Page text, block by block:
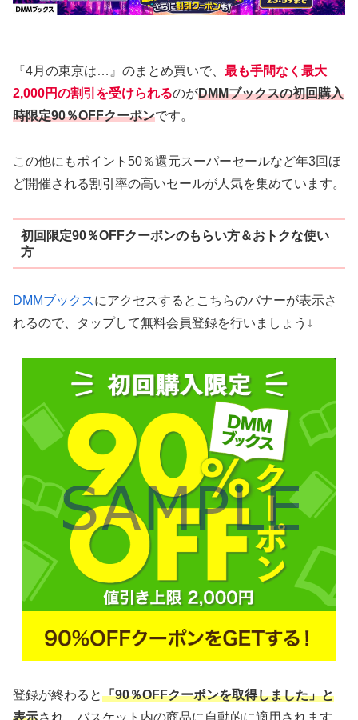
『4月の東京は…』のまとめ買いで、 最も手間なく最大
2,000円の割引を受けられるのがDMMブックスの初回購入
時限定90％OFFクーポンです。
この他にもポイント50％還元スーパーセールなど年3回ほ
ど開催される割引率の高いセールが人気を集めています。
初回限定90％OFFクーポンのもらい方＆おトクな使い
方
DMMブックスにアクセスするとこちらのバナーが表示さ
れるので、タップして無料会員登録を行いましょう↓
登録が終わると「90％OFFクーポンを取得しました」と
表示され、バスケット内の商品に自動的に適用されます。